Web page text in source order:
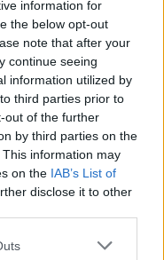
information for
the below opt-out
note that after your
continue seeing
information utilized by
third parties prior to
out of the further
by third parties on the
This information may
on the IAB’s List of
disclose it to other
one or more Google
either because
the format